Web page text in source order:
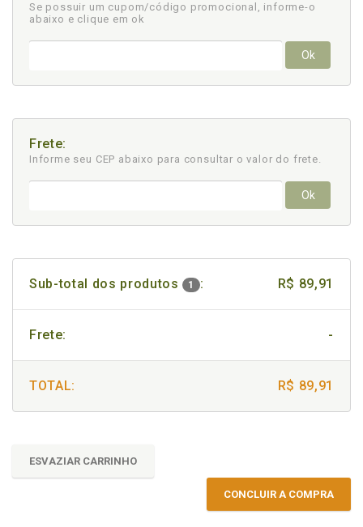
Se possuir um cupom/código promocional, informe-o
abaixo e clique em ok
Ok
Frete:
Informe seu CEP abaixo para consultar o valor do frete.
Ok
Sub-total dos produtos 1 : R$ 89,91
Frete: -
TOTAL: R$ 89,91
ESVAZIAR CARRINHO
CONCLUIR A COMPRA